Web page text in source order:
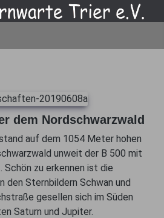
dem Nordschwarzwald
auf dem 1054 Meter hohen
unweit der B 500 mit
zu erkennen ist die
den Sternbildern Schwan und
gesellen sich im Süden
Saturn und Jupiter.